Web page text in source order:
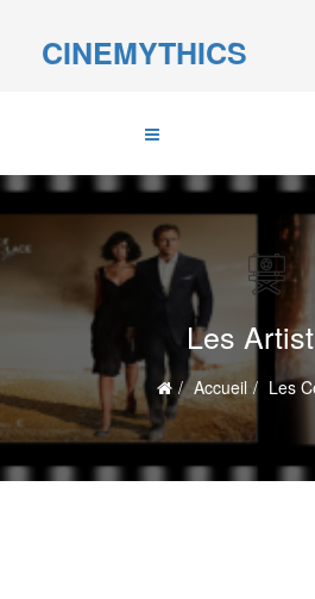
CINEMYTHICS
Les
Accueil Les